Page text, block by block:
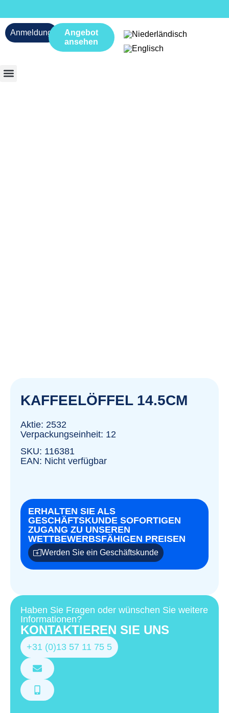
Anmeldung
Angebot
ansehen
KAFFEELÖFFEL 14.5CM
Aktie: 2532
Verpackungseinheit: 12
SKU: 116381
EAN: Nicht verfügbar
ERHALTEN SIE ALS
GESCHÄFTSKUNDE SOFORTIGEN
ZUGANG ZU UNSEREN
WETTBEWERBSFÄHIGEN PREISEN
Werden Sie ein Geschäftskunde
Haben Sie Fragen oder wünschen Sie weitere
Informationen?
KONTAKTIEREN SIE UNS
+31 (0)13 57 11 75 5